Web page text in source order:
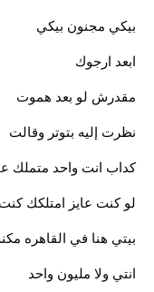
بيكي مجنون بيكي
ابعد ارجوك
مقدرش لو بعد هموت
نظرت إليه بتوتر وقالت
كداب انت واحد متملك
لو كنت عايز امتلكك
بيتي هنا في القاهره
انتي ولا مليون واحد